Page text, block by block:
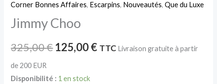
Corner Bonnes Affaires, Escarpins, Nouveautés,Que du Luxe
Jimmy Choo
325,00€ 125,00€ TTC Livraison gratuite à partir
de 200 EUR
Disponibilité : 1 en stock